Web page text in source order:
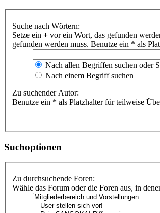
Suche nach Wörtern:
Setze ein + vor ein Wort, das gefunden
gefunden werden muss. Benutze ein * als
Nach allen Begriffen suchen oder
Nach einem Begriff suchen
Zu suchender Autor:
Benutze ein * als Platzhalter für teilweise
Suchoptionen
Zu durchsuchende Foren:
Wähle das Forum oder die Foren aus, in